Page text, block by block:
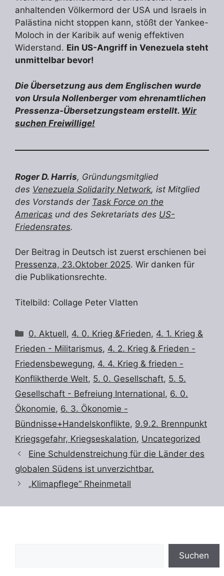
anhaltenden Völkermord der USA und Israels in
Palästina nicht stoppen kann, stößt der Yankee-
Moloch in der Karibik auf wenig effektiven
Widerstand. Ein US-Angriff in Venezuela steht
unmittelbar bevor!
Die Übersetzung aus dem Englischen wurde
von Ursula Nollenberger vom ehrenamtlichen
Pressenza-Übersetzungsteam erstellt. Wir
suchen Freiwillige!
Roger D. Harris, Gründungsmitglied
des Venezuela Solidarity Network, ist Mitglied
des Vorstands der Task Force on the
Americas und des Sekretariats des US-
Friedensrates.
Der Beitrag in Deutsch ist zuerst erschienen bei
Pressenza, 23.Oktober 2025. Wir danken für
die Publikationsrechte.
Titelbild: Collage Peter Vlatten
Kategorien
0. Aktuell, 4. 0. Krieg &Frieden, 4. 1. Krieg &
Frieden - Militarismus, 4. 2. Krieg & Frieden -
Friedensbewegung, 4. 4. Krieg & frieden -
Konfliktherde Welt, 5. 0. Gesellschaft, 5. 5.
Gesellschaft - Befreiung International, 6. 0.
Ökonomie, 6. 3. Ökonomie -
Bündnisse+Handelskonflikte, 9.9.2. Brennpunkt
Kriegsgefahr, Kriegseskalation, Uncategorized
Eine Schuldenstreichung für die Länder des
globalen Südens ist unverzichtbar.
„Klimapflege“ Rheinmetall
Suchen